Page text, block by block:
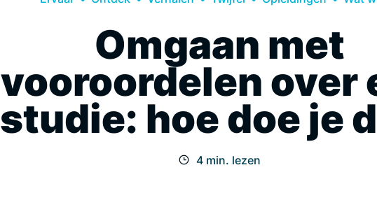
Omgaan met
vooroordelen over
studie: hoe doe je
4 min. lezen